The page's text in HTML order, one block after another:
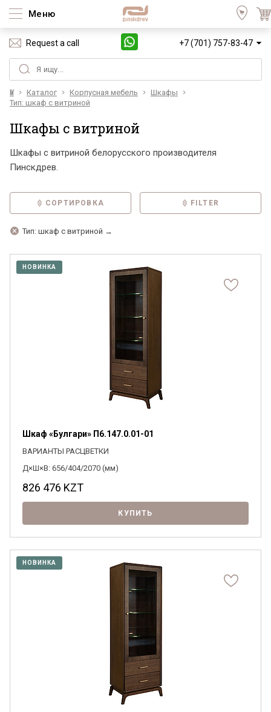
Меню
Request a call +7 (701) 757-83-47
Үй Каталог Корпусная мебель
Шкафы
Тип: шкаф с витриной
Шкафы с витриной
Шкафы с витриной белорусского производителя
Пинскдрев.
СОРТИРОВКА FILTER
Тип: шкаф с витриной →
НОВИНКА
Шкаф «Булгари» П6.147.0.01-01
ВАРИАНТЫ РАСЦВЕТКИ
Д×Ш×В: 656/404/2070 (мм)
826 476 KZT
КУПИТЬ
НОВИНКА